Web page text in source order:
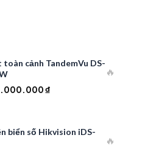
toàn cảnh TandemVu DS-
₫.
₫
là:
35.000.000 ₫.
🔥
biển số Hikvision iDS-
🔥